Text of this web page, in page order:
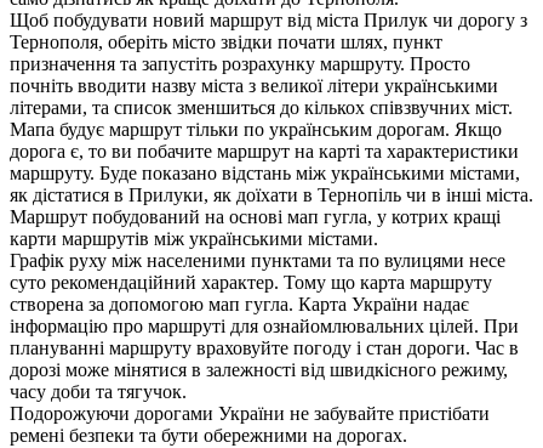
Щоб побудувати новий маршрут від міста Прилук чи дорогу з
Тернополя, оберіть місто звідки почати шлях, пункт
призначення та запустіть розрахунку маршруту. Просто
почніть вводити назву міста з великої літери українськими
літерами, та список зменшиться до кількох співзвучних міст.
Мапа будує маршрут тільки по українським дорогам. Якщо
дорога є, то ви побачите маршрут на карті та характеристики
маршруту. Буде показано відстань між українськими містами,
як дістатися в Прилуки, як доїхати в Тернопіль чи в інші міста.
Маршрут побудований на основі мап гугла, у котрих кращі
карти маршрутів між українськими містами.
Графік руху між населеними пунктами та по вулицями несе
суто рекомендаційний характер. Тому що карта маршруту
створена за допомогою мап гугла. Карта України надає
інформацію про маршруті для ознайомлювальних цілей. При
плануванні маршруту враховуйте погоду і стан дороги. Час в
дорозі може мінятися в залежності від швидкісного режиму,
часу доби та тягучок.
Подорожуючи дорогами України не забувайте пристібати
ремені безпеки та бути обережними на дорогах.